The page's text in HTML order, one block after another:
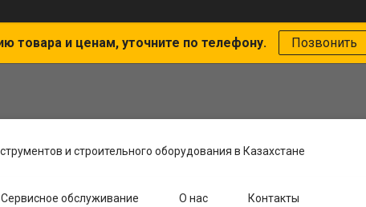
товара и ценам, уточните по телефону. Позвонить
и строительного оборудования в Казахстане
Сервисное обслуживание О нас Контакты